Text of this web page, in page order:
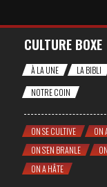
CULTURE BOXE
À LA UNE LA BIBLI
NOTRE COIN
ON SE CULTIVE ON
ON S'EN BRANLE
ON A HÂTE